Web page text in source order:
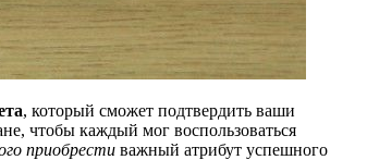
, который сможет подтвердить ваши
чтобы каждый мог воспользоваться
приобрести важный атрибут успешного